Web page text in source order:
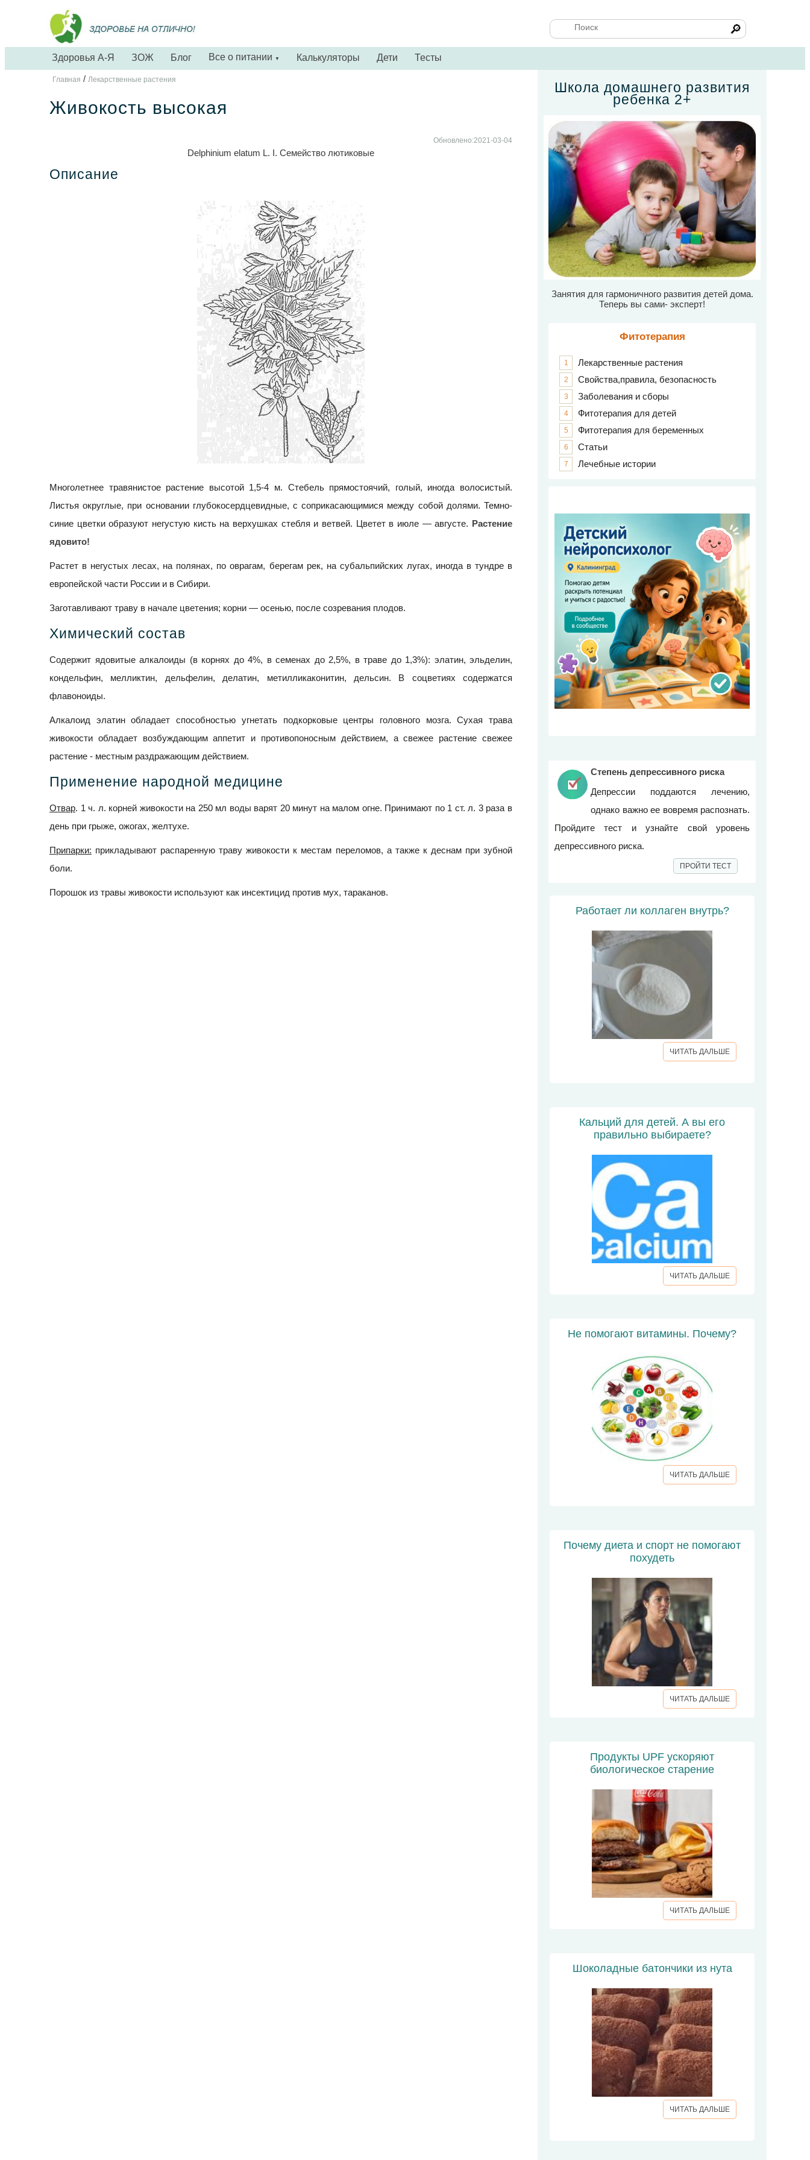
🔎
Здоровья А-Я ЗОЖ Блог Все о питании ▼ Калькуляторы Дети Тесты
Главная / Лекарственные растения
Живокость высокая
Обновлено:2021-03-04
Delphinium elatum L. I. Семейство лютиковые
Описание
Многолетнее травянистое растение высотой 1,5-4 м. Стебель прямостоячий, голый, иногда волосистый.
Листья округлые, при основании глубокосердцевидные, с соприкасающимися между собой долями. Темно-
синие цветки образуют негустую кисть на верхушках стебля и ветвей. Цветет в июле — августе. Растение
ядовито!
Растет в негустых лесах, на полянах, по оврагам, берегам рек, на субальпийских лугах, иногда в тундре в
европейской части России и в Сибири.
Заготавливают траву в начале цветения; корни — осенью, после созревания плодов.
Химический состав
Содержит ядовитые алкалоиды (в корнях до 4%, в семенах до 2,5%, в траве до 1,3%): элатин, эльделин,
кондельфин, мелликтин, дельфелин, делатин, метилликаконитин, дельсин. В соцветиях содержатся
флавоноиды.
Алкалоид элатин обладает способностью угнетать подкорковые центры головного мозга. Сухая трава
живокости обладает возбуждающим аппетит и противопоносным действием, а свежее растение свежее
растение - местным раздражающим действием.
Применение народной медицине
Отвар. 1 ч. л. корней живокости на 250 мл воды варят 20 минут на малом огне. Принимают по 1 ст. л. 3 раза в
день при грыже, ожогах, желтухе.
Припарки: прикладывают распаренную траву живокости к местам переломов, а также к деснам при зубной
боли.
Порошок из травы живокости используют как инсектицид против мух, тараканов.
Школа домашнего развития
ребенка 2+
Занятия для гармоничного развития детей дома.
Теперь вы сами- эксперт!
Фитотерапия
1 Лекарственные растения
2 Свойства,правила, безопасность
3 Заболевания и сборы
4 Фитотерапия для детей
5 Фитотерапия для беременных
6 Статьи
7 Лечебные истории
Степень депрессивного риска
Депрессии поддаются лечению,
однако важно ее вовремя распознать.
Пройдите тест и узнайте свой уровень
депрессивного риска.
ПРОЙТИ ТЕСТ
Работает ли коллаген внутрь?
ЧИТАТЬ ДАЛЬШЕ
Кальций для детей. А вы его
правильно выбираете?
ЧИТАТЬ ДАЛЬШЕ
Не помогают витамины. Почему?
ЧИТАТЬ ДАЛЬШЕ
Почему диета и спорт не помогают
похудеть
ЧИТАТЬ ДАЛЬШЕ
Продукты UPF ускоряют
биологическое старение
ЧИТАТЬ ДАЛЬШЕ
Шоколадные батончики из нута
ЧИТАТЬ ДАЛЬШЕ